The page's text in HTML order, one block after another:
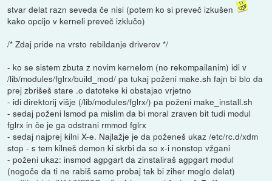
stvar delat razn seveda če nisi (potem ko si preveč izkušen
kako opcijo v kerneli preveč izklučo)
/* Zdaj pride na vrsto rebildanje driverov */
- ko se sistem zbuta z novim kernelom (no rekompailanim) idi v
/lib/modules/fglrx/build_mod/ pa tukaj poženi make.sh fajn bi blo da
prej zbrišeš stare .o datoteke ki obstajao vrjetno
- idi direktorij višje (/lib/modules/fglrx/) pa poženi make_install.sh
- sedaj poženi lsmod pa mislim da bi moral zraven bit tudi modul
fglrx in če je ga odstrani rmmod fglrx
- sedaj najprej kilni X-e. Najlažje je da poženeš ukaz /etc/rc.d/xdm
stop - s tem kilneš demon ki skrbi da so x-i nonstop vžgani
- poženi ukaz: insmod agpgart da zinstaliraš agpgart modul
(nogoče da ti ne rabiš samo probaj tak bi ziher moglo delat)